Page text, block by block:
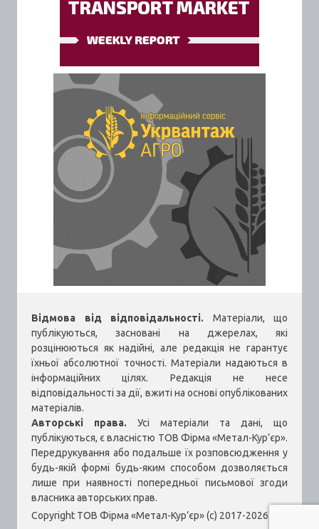
Відмова від відповідальності. Матеріали, що
публікуються, засновані на джерелах, які
розцінюються як надійні, але редакція не гарантує
їхньої абсолютної точності. Матеріали надаються в
інформаційних цілях. Редакція не несе
відповідальності за дії, вжиті на основі опублікованих
матеріалів.
Авторські права. Усі матеріали та дані, що
публікуються, є власністю ТОВ Фірма «Метал-Кур’єр».
Передрукування або подальше їх розповсюдження у
будь-якій формі будь-яким способом дозволяється
лише при наявності попередньої письмової згоди
власника авторських прав.
Copyright ТОВ Фірма «Метал-Кур’єр» (c) 2017-2026